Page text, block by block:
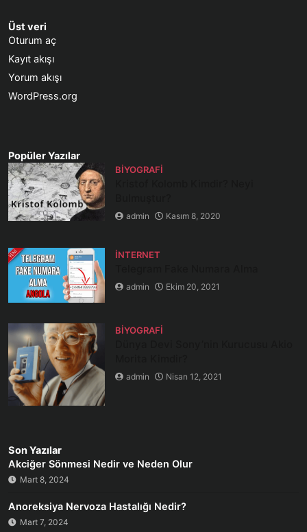
Üst veri
Oturum aç
Kayıt akışı
Yorum akışı
WordPress.org
Popüler Yazılar
BIYOGRAFI
admin Kasım 8, 2020
İNTERNET
admin Ekim 20, 2021
BIYOGRAFI
admin Nisan 12, 2021
Son Yazılar
Akciğer Sönmesi Nedir ve Neden Olur
Mart 8, 2024
Anoreksiya Nervoza Hastalığı Nedir?
Mart 7, 2024